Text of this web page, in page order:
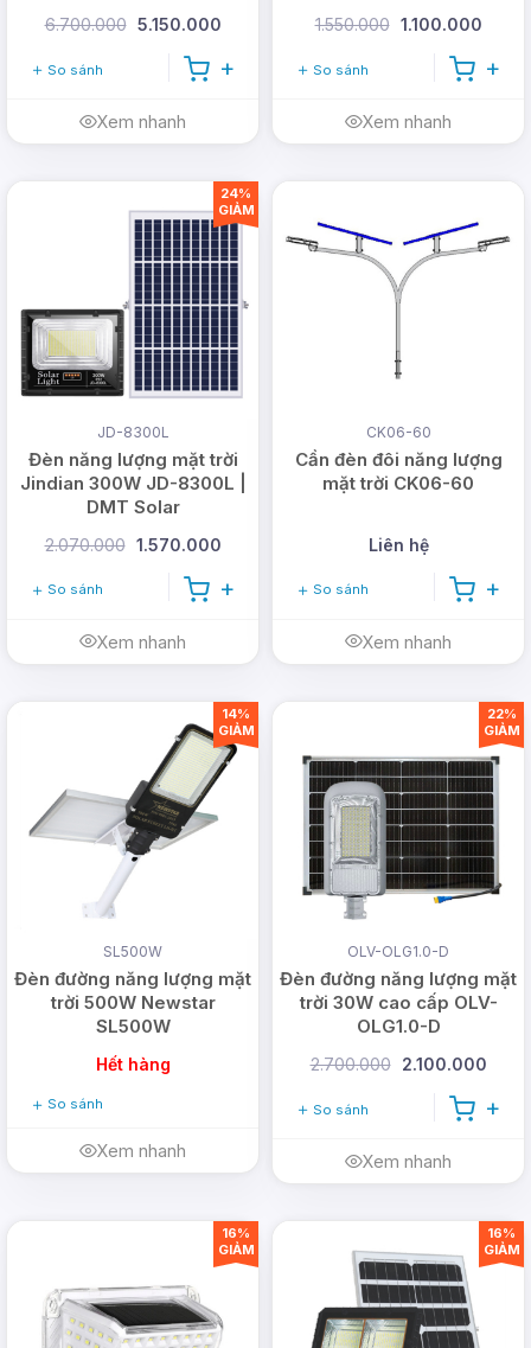
6.700.000 5.150.000
So sánh
Xem nhanh
1.550.000 1.100.000
So sánh
Xem nhanh
JD-8300L
Đèn năng lượng mặt trời
Jindian 300W JD-8300L |
DMT Solar
2.070.000 1.570.000
So sánh
Xem nhanh
24%
GIẢM
CK06-60
Cần đèn đôi năng lượng
mặt trời CK06-60
Liên hệ
So sánh
Xem nhanh
SL500W
Đèn đường năng lượng mặt
trời 500W Newstar
SL500W
Hết hàng
So sánh
Xem nhanh
14%
GIẢM
OLV-OLG1.0-D
Đèn đường năng lượng mặt
trời 30W cao cấp OLV-
OLG1.0-D
2.700.000 2.100.000
So sánh
Xem nhanh
22%
GIẢM
16%
GIẢM
16%
GIẢM